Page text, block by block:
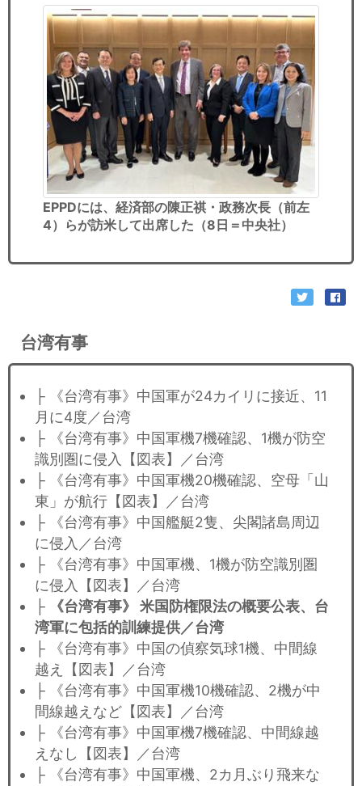
EPPDには、経済部の陳正祺・政務次長（前左
4）らが訪米して出席した（8日＝中央社）
台湾有事
├ 《台湾有事》中国軍が24カイリに接近、11
月に4度／台湾
├ 《台湾有事》中国軍機7機確認、1機が防空
識別圏に侵入【図表】／台湾
├ 《台湾有事》中国軍機20機確認、空母「山
東」が航行【図表】／台湾
├ 《台湾有事》中国艦艇2隻、尖閣諸島周辺
に侵入／台湾
├ 《台湾有事》中国軍機、1機が防空識別圏
に侵入【図表】／台湾
├
《台湾有事》 米国防権限法の概要公表、台
湾軍に包括的訓練提供／台湾
├ 《台湾有事》中国の偵察気球1機、中間線
越え【図表】／台湾
├ 《台湾有事》中国軍機10機確認、2機が中
間線越えなど【図表】／台湾
├ 《台湾有事》中国軍機7機確認、中間線越
えなし【図表】／台湾
├ 《台湾有事》中国軍機、2カ月ぶり飛来な